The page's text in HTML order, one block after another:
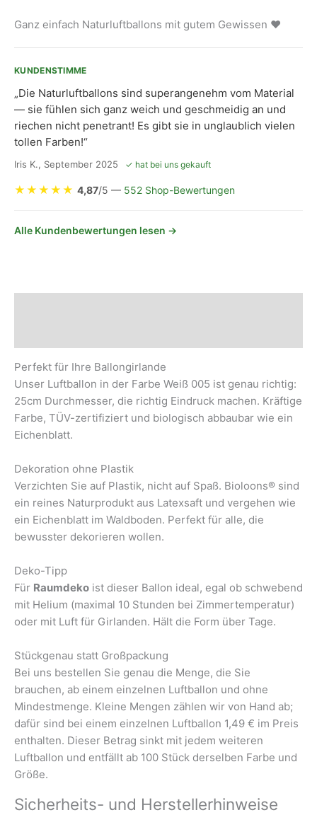
Ganz einfach Naturluftballons mit gutem Gewissen ❤
KUNDENSTIMME
„Die Naturluftballons sind superangenehm vom Material
— sie fühlen sich ganz weich und geschmeidig an und
riechen nicht penetrant! Es gibt sie in unglaublich vielen
tollen Farben!“
Iris K., September 2025 ✓ hat bei uns gekauft
★ ★ ★ ★ ★ 4,87/5 — 552 Shop-Bewertungen
Alle Kundenbewertungen lesen →
Perfekt für Ihre Ballongirlande
Unser Luftballon in der Farbe Weiß 005 ist genau richtig:
25cm Durchmesser, die richtig Eindruck machen. Kräftige
Farbe, TÜV-zertifiziert und biologisch abbaubar wie ein
Eichenblatt.
Dekoration ohne Plastik
Verzichten Sie auf Plastik, nicht auf Spaß. Bioloons® sind
ein reines Naturprodukt aus Latexsaft und vergehen wie
ein Eichenblatt im Waldboden. Perfekt für alle, die
bewusster dekorieren wollen.
Deko-Tipp
Für Raumdeko ist dieser Ballon ideal, egal ob schwebend
mit Helium (maximal 10 Stunden bei Zimmertemperatur)
oder mit Luft für Girlanden. Hält die Form über Tage.
Stückgenau statt Großpackung
Bei uns bestellen Sie genau die Menge, die Sie
brauchen, ab einem einzelnen Luftballon und ohne
Mindestmenge. Kleine Mengen zählen wir von Hand ab;
dafür sind bei einem einzelnen Luftballon 1,49 € im Preis
enthalten. Dieser Betrag sinkt mit jedem weiteren
Luftballon und entfällt ab 100 Stück derselben Farbe und
Größe.
Sicherheits- und Herstellerhinweise